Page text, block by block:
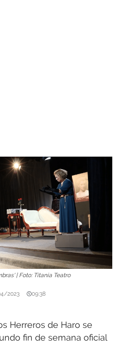
| Foto: Titania Teatro
2023 09:38
Herreros de Haro se
fin de semana oficial